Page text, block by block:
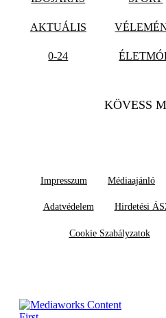
AKTUÁLIS
0-24
KÖVESS
Impresszum Médiaajánló
Adatvédelem Hirdetési
Cookie Szabályzatok